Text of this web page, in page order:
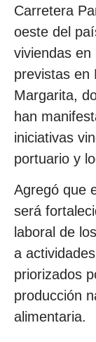
Carretera
oeste del
viviendas en
previstas en
Margarita,
han
iniciativas
portuario y
Agregó que
será
laboral de
a
priorizados
producción
alimentaria.